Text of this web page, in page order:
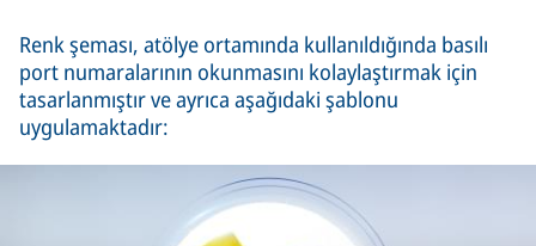
Renk şeması, atölye ortamında kullanıldığında basılı
port numaralarının okunmasını kolaylaştırmak için
tasarlanmıştır ve ayrıca aşağıdaki şablonu
uygulamaktadır: